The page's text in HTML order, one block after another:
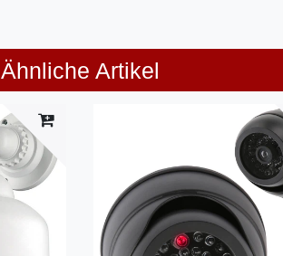
Ähnliche Artikel